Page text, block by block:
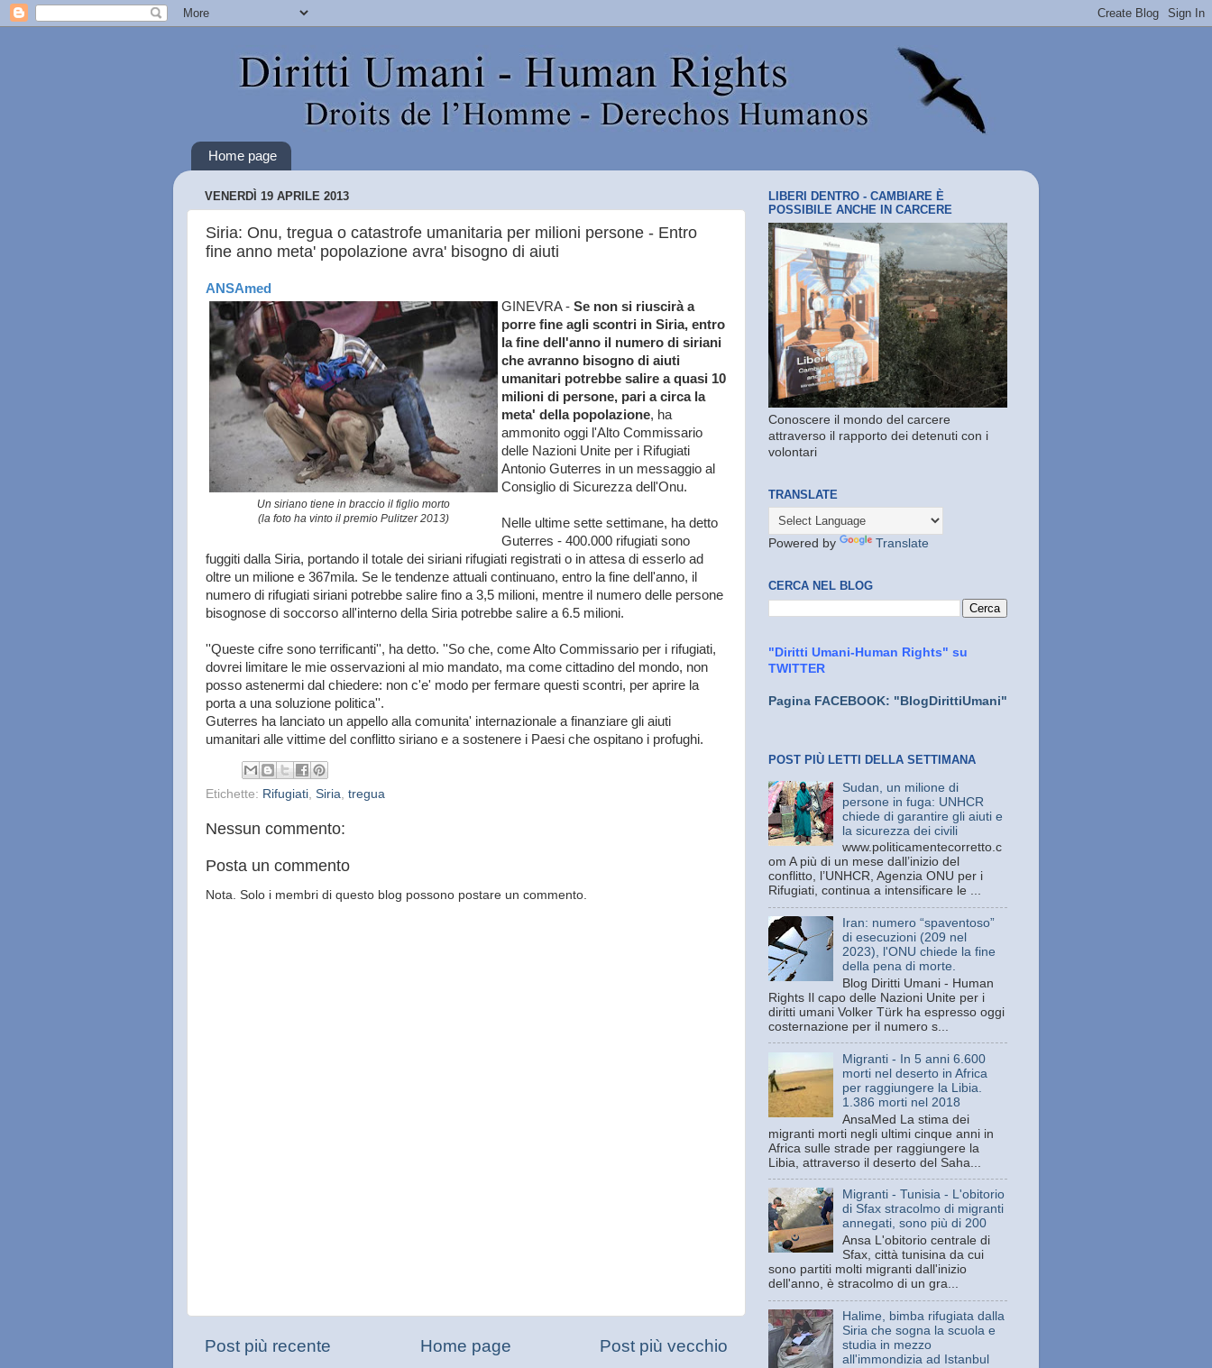
Home page
VENERDÌ 19 APRILE 2013
Siria: Onu, tregua o catastrofe umanitaria per milioni persone - Entro
fine anno meta' popolazione avra' bisogno di aiuti
ANSAmed
Un siriano tiene in braccio il figlio morto
(la foto ha vinto il premio Pulitzer 2013)
GINEVRA - Se non si riuscirà a
porre fine agli scontri in Siria, entro
la fine dell'anno il numero di siriani
che avranno bisogno di aiuti
umanitari potrebbe salire a quasi 10
milioni di persone, pari a circa la
meta' della popolazione, ha
ammonito oggi l'Alto Commissario
delle Nazioni Unite per i Rifugiati
Antonio Guterres in un messaggio al
Consiglio di Sicurezza dell'Onu.
Nelle ultime sette settimane, ha detto
Guterres - 400.000 rifugiati sono
fuggiti dalla Siria, portando il totale dei siriani rifugiati registrati o in attesa di esserlo ad
oltre un milione e 367mila. Se le tendenze attuali continuano, entro la fine dell'anno, il
numero di rifugiati siriani potrebbe salire fino a 3,5 milioni, mentre il numero delle persone
bisognose di soccorso all'interno della Siria potrebbe salire a 6.5 milioni.
''Queste cifre sono terrificanti'', ha detto. ''So che, come Alto Commissario per i rifugiati,
dovrei limitare le mie osservazioni al mio mandato, ma come cittadino del mondo, non
posso astenermi dal chiedere: non c'e' modo per fermare questi scontri, per aprire la
porta a una soluzione politica''.
Guterres ha lanciato un appello alla comunita' internazionale a finanziare gli aiuti
umanitari alle vittime del conflitto siriano e a sostenere i Paesi che ospitano i profughi.
Etichette: Rifugiati Siria tregua
Nessun commento:
Posta un commento
Nota. Solo i membri di questo blog possono postare un commento.
Post più recente Post più vecchio
Home page
LIBERI DENTRO - CAMBIARE È
POSSIBILE ANCHE IN CARCERE
Conoscere il mondo del carcere
attraverso il rapporto dei detenuti con i
volontari
TRANSLATE
Powered by Translate
CERCA NEL BLOG
"Diritti Umani-Human Rights" su
TWITTER
Pagina FACEBOOK: "BlogDirittiUmani"
POST PIÙ LETTI DELLA SETTIMANA
Sudan, un milione di
persone in fuga: UNHCR
chiede di garantire gli aiuti e
la sicurezza dei civili
www.politicamentecorretto.c
om A più di un mese dall’inizio del
conflitto, l’UNHCR, Agenzia ONU per i
Rifugiati, continua a intensificare le ...
Iran: numero “spaventoso”
di esecuzioni (209 nel
2023), l'ONU chiede la fine
della pena di morte.
Blog Diritti Umani - Human
Rights Il capo delle Nazioni Unite per i
diritti umani Volker Türk ha espresso oggi
costernazione per il numero s...
Migranti - In 5 anni 6.600
morti nel deserto in Africa
per raggiungere la Libia.
1.386 morti nel 2018
AnsaMed La stima dei
migranti morti negli ultimi cinque anni in
Africa sulle strade per raggiungere la
Libia, attraverso il deserto del Saha...
Migranti - Tunisia - L'obitorio
di Sfax stracolmo di migranti
annegati, sono più di 200
Ansa L'obitorio centrale di
Sfax, città tunisina da cui
sono partiti molti migranti dall'inizio
dell'anno, è stracolmo di un gra...
Halime, bimba rifugiata dalla
Siria che sogna la scuola e
studia in mezzo
all'immondizia ad Istanbul